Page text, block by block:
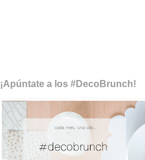
¡Apúntate a los #DecoBrunch!